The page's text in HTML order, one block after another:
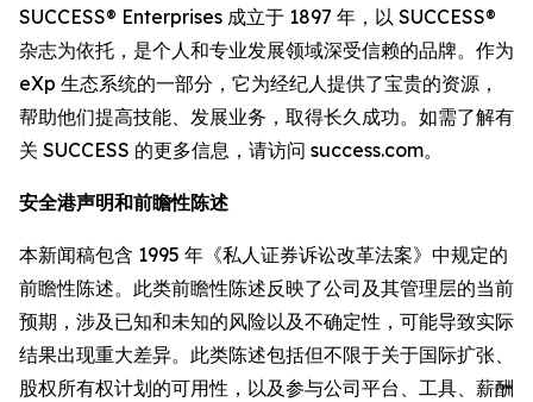
SUCCESS® Enterprises 成立于 1897 年，以 SUCCESS®
杂志为依托，是个人和专业发展领域深受信赖的品牌。作为
eXp 生态系统的一部分，它为经纪人提供了宝贵的资源，
帮助他们提高技能、发展业务，取得长久成功。如需了解有
关 SUCCESS 的更多信息，请访问 success.com。
安全港声明和前瞻性陈述
本新闻稿包含 1995 年《私人证券诉讼改革法案》中规定的
前瞻性陈述。此类前瞻性陈述反映了公司及其管理层的当前
预期，涉及已知和未知的风险以及不确定性，可能导致实际
结果出现重大差异。此类陈述包括但不限于关于国际扩张、
股权所有权计划的可用性，以及参与公司平台、工具、薪酬